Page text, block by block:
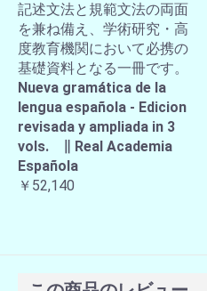
記述文法と規範文法の両面
を兼ね備え、学術研究・高
度教育機関において必携の
基礎資料となる一冊です。
Nueva gramática de la
lengua española - Edicion
revisada y ampliada in 3
vols. ∥ Real Academia
Española
￥52,140